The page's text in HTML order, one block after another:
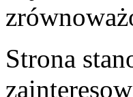
Strona